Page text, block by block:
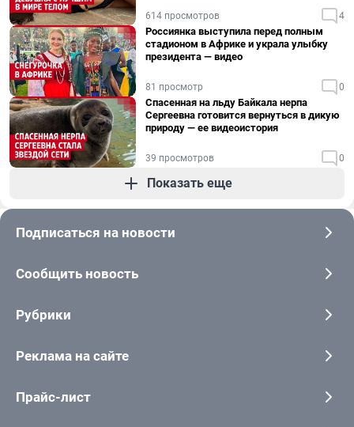
614 просмотров 4
Россиянка выступила перед полным
стадионом в Африке и украла улыбку
президента — видео
81 просмотр 0
Спасенная на льду Байкала нерпа
Сергеевна готовится вернуться в дикую
природу — ее видеоистория
39 просмотров 0
Показать еще
Подписаться на новости
Сообщить новость
Рубрики
Реклама на сайте
Прайс-лист